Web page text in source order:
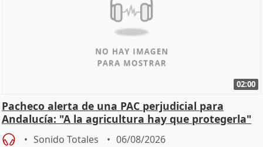
02:00
Pacheco alerta de una PAC perjudicial para
Andalucía: "A la agricultura hay que protegerla"
Sonido Totales 06/08/2026